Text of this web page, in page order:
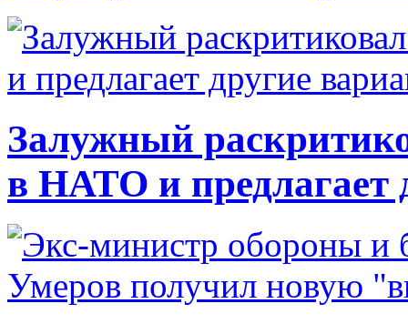
Залужный
в НАТО и предлагает